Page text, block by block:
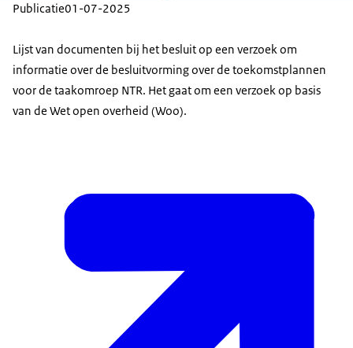
Publicatie01-07-2025
Lijst van documenten bij het besluit op een verzoek om
informatie over de besluitvorming over de toekomstplannen
voor de taakomroep NTR. Het gaat om een verzoek op basis
van de Wet open overheid (Woo).